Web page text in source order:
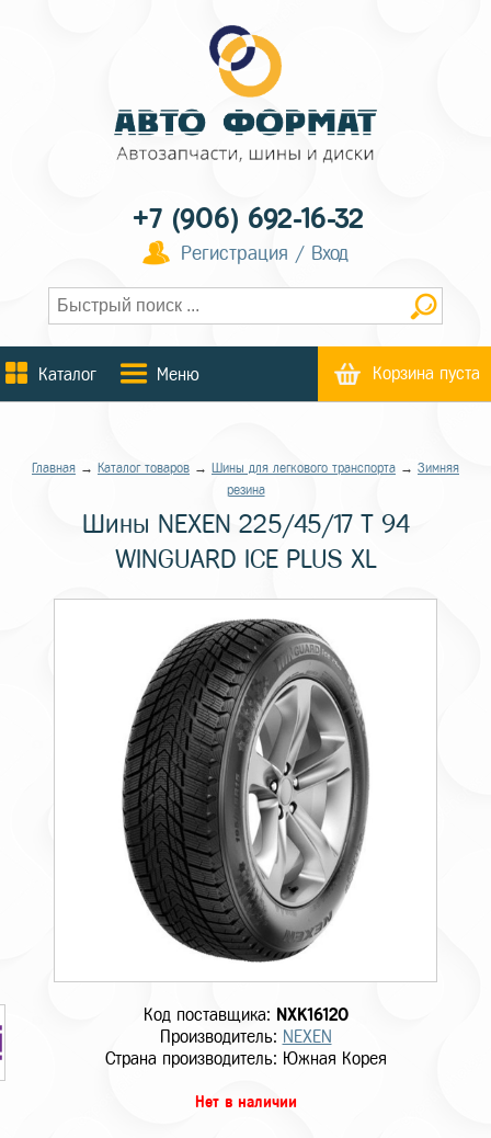
+7 (906) 692-16-32
Регистрация / Вход
Каталог Меню Корзина пуста
Главная → Каталог товаров → Шины для легкового транспорта → Зимняя
резина
Шины NEXEN 225/45/17 T 94
WINGUARD ICE PLUS XL
Код поставщика: NXK16120
Производитель: NEXEN
Страна производитель: Южная Корея
Нет в наличии